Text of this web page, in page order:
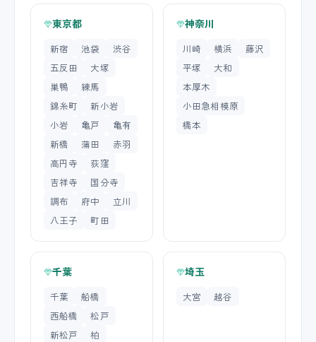
東京都
新宿 池袋
渋谷
五反田
大塚
巣鴨
練馬
錦糸町
新小岩
小岩
亀戸
亀有
新橋
蒲田
赤羽
高円寺
荻窪
吉祥寺
国分寺
調布
府中
立川
八王子
町田
神奈川
川崎 横浜
藤沢
平塚
大和
本厚木
小田急相模原
橋本
千葉
千葉
船橋
西船橋
松戸
新松戸
柏
埼玉
大宮 越谷